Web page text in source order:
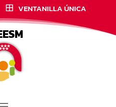
VENTANILLA ÚNICA